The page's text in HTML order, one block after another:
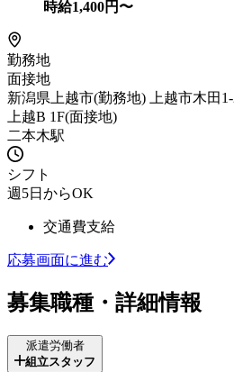
時給1,400円〜
勤務地
面接地
新潟県上越市(勤務地) 上越市木田
上越B 1F(面接地)
二本木駅
シフト
週5日からOK
交通費支給
応募画面に進む
募集職種・詳細情報
派遣労働者
組立スタッフ